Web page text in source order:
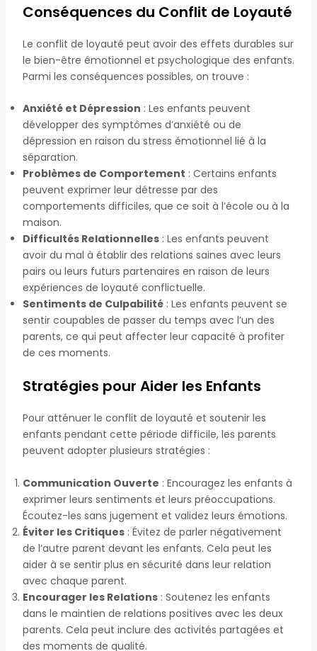
Conséquences du Conflit de Loyauté
Le conflit de loyauté peut avoir des effets durables sur
le bien-être émotionnel et psychologique des enfants.
Parmi les conséquences possibles, on trouve :
Anxiété et Dépression : Les enfants peuvent
développer des symptômes d’anxiété ou de
dépression en raison du stress émotionnel lié à la
séparation.
Problèmes de Comportement : Certains enfants
peuvent exprimer leur détresse par des
comportements difficiles, que ce soit à l’école ou à la
maison.
Difficultés Relationnelles: Les enfants peuvent
avoir du mal à établir des relations saines avec leurs
pairs ou leurs futurs partenaires en raison de leurs
expériences de loyauté conflictuelle.
Sentiments de Culpabilité: Les enfants peuvent se
sentir coupables de passer du temps avec l’un des
parents, ce qui peut affecter leur capacité à profiter
de ces moments.
Stratégies pour Aider les Enfants
Pour atténuer le conflit de loyauté et soutenir les
enfants pendant cette période difficile, les parents
peuvent adopter plusieurs stratégies :
Communication Ouverte : Encouragez les enfants à
exprimer leurs sentiments et leurs préoccupations.
Écoutez-les sans jugement et validez leurs émotions.
Éviter les Critiques: Évitez de parler négativement
de l’autre parent devant les enfants. Cela peut les
aider à se sentir plus en sécurité dans leur relation
avec chaque parent.
Encourager les Relations: Soutenez les enfants
dans le maintien de relations positives avec les deux
parents. Cela peut inclure des activités partagées et
des moments de qualité.